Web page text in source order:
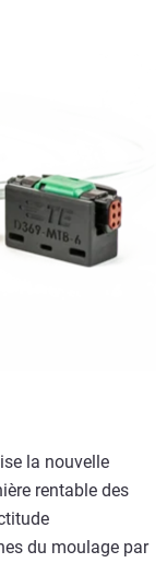
la nouvelle
rentable des
du moulage par